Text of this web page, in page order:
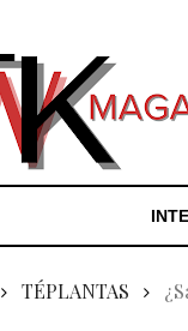
TÉPLANTAS